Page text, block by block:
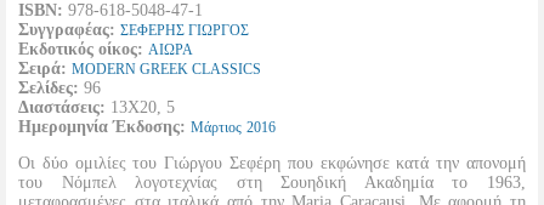
ISBN: 978-618-5048-47-1
Συγγραφέας: ΣΕΦΕΡΗΣ ΓΙΩΡΓΟΣ
Εκδοτικός οίκος: ΑΙΩΡΑ
Σειρά: MODERN GREEK CLASSICS
Σελίδες: 96
Διαστάσεις: 13Χ20, 5
Ημερομηνία Έκδοσης: Μάρτιος 2016
Οι δύο ομιλίες του Γιώργου Σεφέρη που εκφώνησε κατά την απονομή
του Νόμπελ λογοτεχνίας στη Σουηδική Ακαδημία το 1963,